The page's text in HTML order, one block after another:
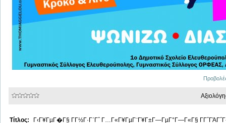
Τίτλος: Γ‹Γ¥ΓµΓ�Γ§ ΓΓ½Γ·Γ΄Γ΅ Γ…Γ«Γ¥ΓµΓ¨Γ¥Γ±Γ―ΓµΓ°Γ―Γ«Γ§